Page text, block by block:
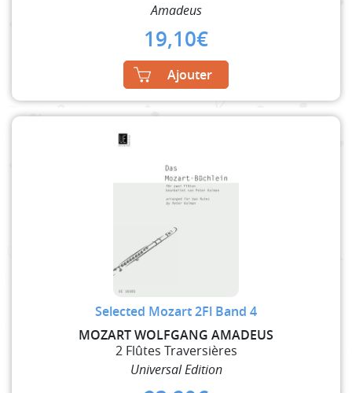
Amadeus
19,10€
Ajouter
Selected Mozart 2Fl Band 4
MOZART WOLFGANG AMADEUS
2 Flûtes Traversières
Universal Edition